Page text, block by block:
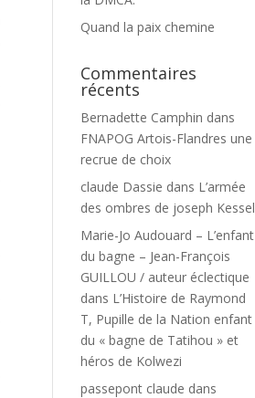
Quand la paix chemine
Commentaires
récents
Bernadette Camphin dans
FNAPOG Artois-Flandres une
recrue de choix
claude Dassie dans L’armée
des ombres de joseph Kessel
Marie-Jo Audouard – L’enfant
du bagne – Jean-François
GUILLOU / auteur éclectique
dans L’Histoire de Raymond
T, Pupille de la Nation enfant
du « bagne de Tatihou » et
héros de Kolwezi
passepont claude dans